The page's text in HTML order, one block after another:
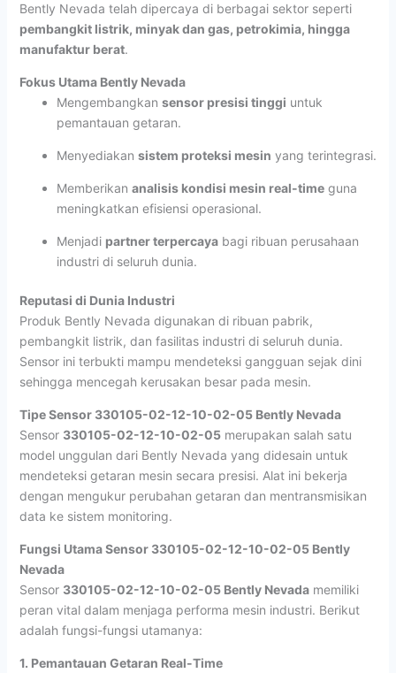
Bently Nevada telah dipercaya di berbagai sektor seperti
pembangkit listrik, minyak dan gas, petrokimia, hingga
manufaktur berat.
Fokus Utama Bently Nevada
Mengembangkan sensor presisi tinggi untuk
pemantauan getaran.
Menyediakan sistem proteksi mesin yang terintegrasi.
Memberikan analisis kondisi mesin real-timeguna
meningkatkan efisiensi operasional.
Menjadi partner terpercayabagi ribuan perusahaan
industri di seluruh dunia.
Reputasi di Dunia Industri
Produk Bently Nevada digunakan di ribuan pabrik,
pembangkit listrik, dan fasilitas industri di seluruh dunia.
Sensor ini terbukti mampu mendeteksi gangguan sejak dini
sehingga mencegah kerusakan besar pada mesin.
Tipe Sensor 330105-02-12-10-02-05 Bently Nevada
Sensor 330105-02-12-10-02-05merupakan salah satu
model unggulan dari Bently Nevada yang didesain untuk
mendeteksi getaran mesin secara presisi. Alat ini bekerja
dengan mengukur perubahan getaran dan mentransmisikan
data ke sistem monitoring.
Fungsi Utama Sensor 330105-02-12-10-02-05 Bently
Nevada
Sensor 330105-02-12-10-02-05 Bently Nevadamemiliki
peran vital dalam menjaga performa mesin industri. Berikut
adalah fungsi-fungsi utamanya:
1. Pemantauan Getaran Real-Time